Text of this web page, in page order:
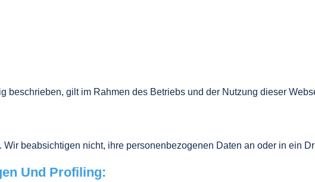
beschrieben, gilt im Rahmen des Betriebs und der Nutzung dieser
Wir beabsichtigen nicht, ihre personenbezogenen Daten an oder in ein
Und Profiling: